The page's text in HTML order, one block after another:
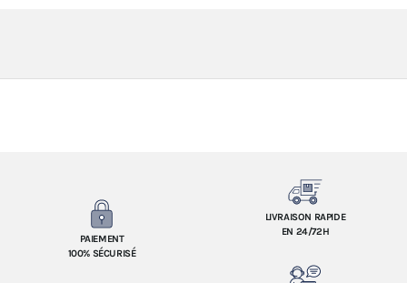
PAIEMENT
100% SÉCURISÉ
LIVRAISON RAPIDE
EN 24/72H